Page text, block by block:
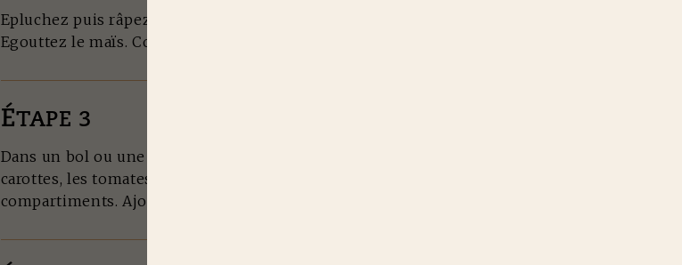
Epluchez puis râpez les carottes. Coupez les tomates en deux.
Egouttez le maïs. Coupez l'avocat en tranches.
ÉTAPE 3
Dans un bol ou une grande assiette creuse, disposez la viande, les
carottes, les tomates, le maïs, l'avocat et les pousses d'épinards en
compartiments. Ajoutez quelques croutons au centre.